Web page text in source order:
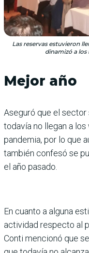
Las reservas estuvieron
dinamizó a los
Mejor año
Aseguró que el
todavía no llegan a
pandemia, por lo que
también confesó se
el año pasado.
En cuanto a alguna
actividad respecto al
Conti mencionó que